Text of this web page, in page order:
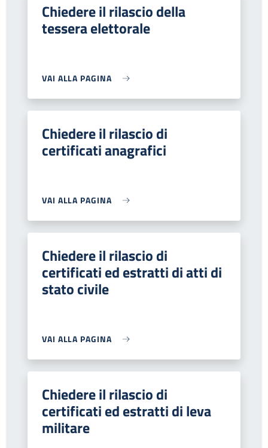
Chiedere il rilascio della
tessera elettorale
VAI ALLA PAGINA
Chiedere il rilascio di
certificati anagrafici
VAI ALLA PAGINA
Chiedere il rilascio di
certificati ed estratti di atti di
stato civile
VAI ALLA PAGINA
Chiedere il rilascio di
certificati ed estratti di leva
militare